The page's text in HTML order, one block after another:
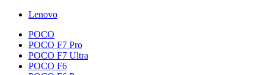
Lenovo
POCO
POCO F7 Pro
POCO F7 Ultra
POCO F6